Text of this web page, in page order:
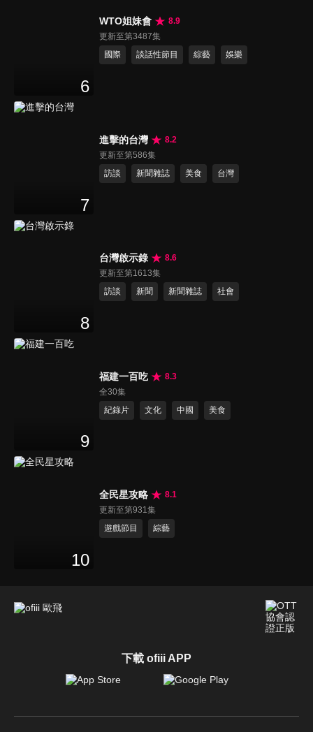
6
WTO姐妹會
8.9
更新至第3487集
國際
談話性節目 綜藝 娛樂
7
進擊的台灣
8.2
更新至第586集
訪談
新聞雜誌 美食 台灣
8
台灣啟示錄
8.6
更新至第1613集
訪談
新聞 新聞雜誌 社會
9
福建一百吃
8.3
全30集
紀錄片
文化 中國 美食
10
全民星攻略
8.1
更新至第931集
遊戲節目
綜藝
下載 ofiii APP